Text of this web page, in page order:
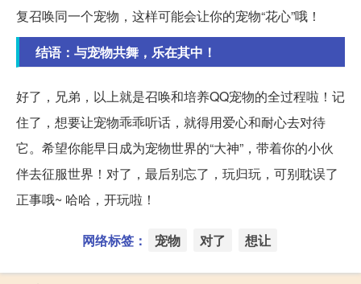
复召唤同一个宠物，这样可能会让你的宠物“花心”哦！
结语：与宠物共舞，乐在其中！
好了，兄弟，以上就是召唤和培养QQ宠物的全过程啦！记
住了，想要让宠物乖乖听话，就得用爱心和耐心去对待
它。希望你能早日成为宠物世界的“大神”，带着你的小伙
伴去征服世界！对了，最后别忘了，玩归玩，可别耽误了
正事哦~ 哈哈，开玩啦！
网络标签： 宠物 对了 想让